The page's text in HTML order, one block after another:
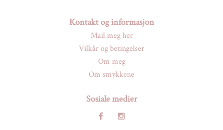
Kontakt og informasjon
Mail meg her
Vilkår og betingelser
Om meg
Om smykkene
Sosiale medier